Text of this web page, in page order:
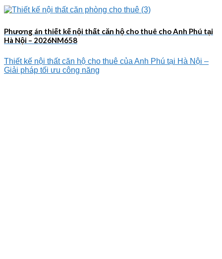
Phương án thiết kế nội thất căn hộ cho thuê cho Anh Phú tại
Hà Nội – 2026NM658
Thiết kế nội thất căn hộ cho thuê của Anh Phú tại Hà Nội –
Giải pháp tối ưu công năng